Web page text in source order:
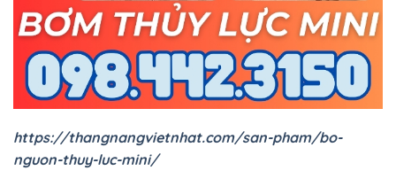
https://thangnangvietnhat.com/san-pham/bo-
nguon-thuy-luc-mini/